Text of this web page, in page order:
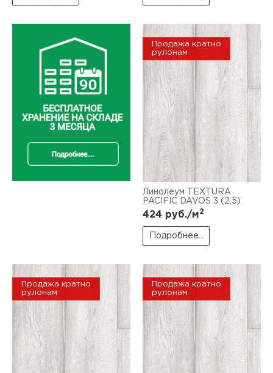
Продажа кратно
рулонам
Линолеум TEXTURA
PACIFIC DAVOS 3 (2,5)
424 руб./м2
Подробнее...
Продажа кратно
рулонам
Продажа кратно
рулонам